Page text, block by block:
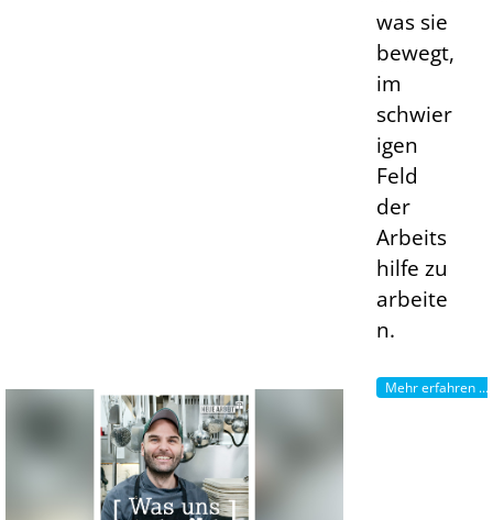
was sie
bewegt,
im
schwier
igen
Feld
der
Arbeits
hilfe zu
arbeite
n.
Mehr erfahren ...